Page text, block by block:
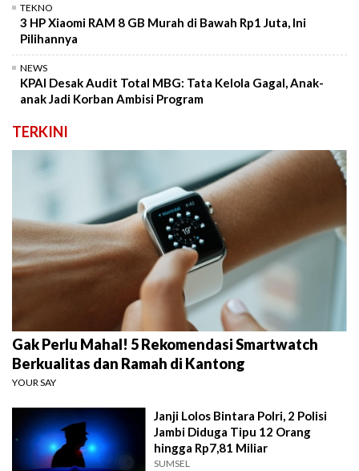
TEKNO
3 HP Xiaomi RAM 8 GB Murah di Bawah Rp1 Juta, Ini
Pilihannya
NEWS
KPAI Desak Audit Total MBG: Tata Kelola Gagal, Anak-
anak Jadi Korban Ambisi Program
TERKINI
Gak Perlu Mahal! 5 Rekomendasi Smartwatch
Berkualitas dan Ramah di Kantong
YOUR SAY
Janji Lolos Bintara Polri, 2 Polisi
Jambi Diduga Tipu 12 Orang
hingga Rp7,81 Miliar
SUMSEL